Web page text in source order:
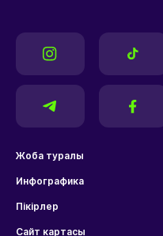
Жоба туралы
Инфографика
Пікірлер
Сайт картасы